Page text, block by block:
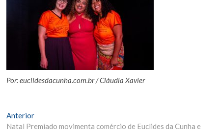
Por: euclidesdacunha.com.br / Cláudia Xavier
Navegação
AnteriorMatéria
Anterior:
Natal Premiado movimenta comércio de Euclides da Cunha e